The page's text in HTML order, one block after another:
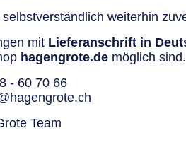
weiterhin
mit Lieferanschrift in
hagengrote.demöglich sind.
- 60 70 66
Team